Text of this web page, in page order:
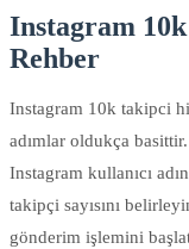
Instagram
Rehber
Instagram 10k takipci
adımlar oldukça
Instagram kullanıcı
takipçi sayısını
gönderim işlemini